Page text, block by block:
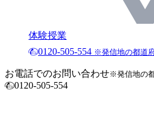
体験授業
0120-505-554 ※発信地の都道
お電話でのお問い合わせ※発信地の
0120-505-554